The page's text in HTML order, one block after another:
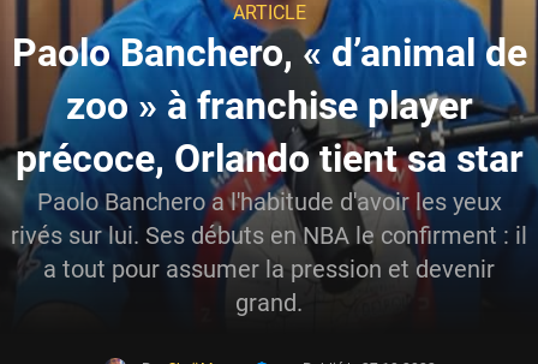
ARTICLE
Paolo Banchero, « d’animal de
zoo » à franchise player
précoce, Orlando tient sa star
Paolo Banchero a l'habitude d'avoir les yeux
rivés sur lui. Ses débuts en NBA le confirment : il
a tout pour assumer la pression et devenir
grand.